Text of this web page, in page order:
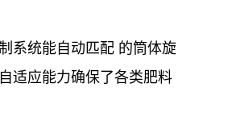
系统能自动匹配 的筒体旋
适应能力确保了各类肥料